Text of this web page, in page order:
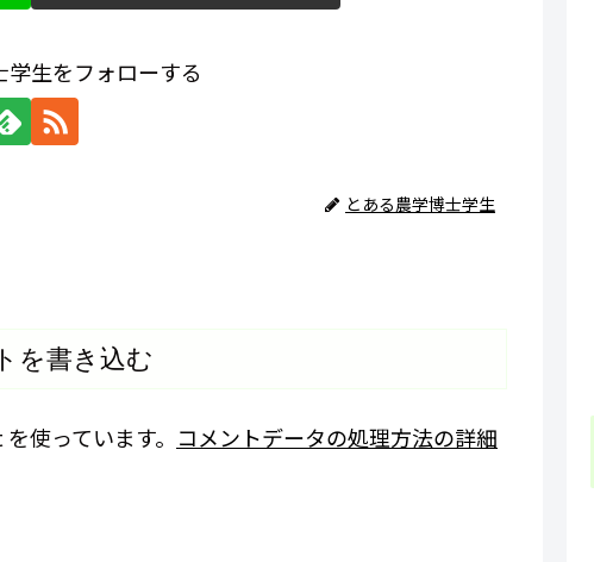
生をフォローする
とある農学博士学生
を書き込む
使っています。 コメントデータの処理方法の詳細